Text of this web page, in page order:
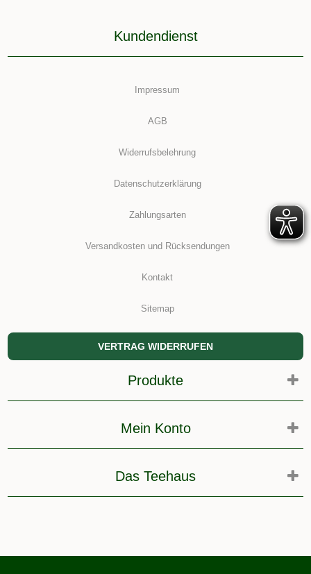
Kundendienst
Impressum
AGB
Widerrufsbelehrung
Datenschutzerklärung
Zahlungsarten
Versandkosten und Rücksendungen
Kontakt
Sitemap
VERTRAG WIDERRUFEN
Produkte
Mein Konto
Das Teehaus